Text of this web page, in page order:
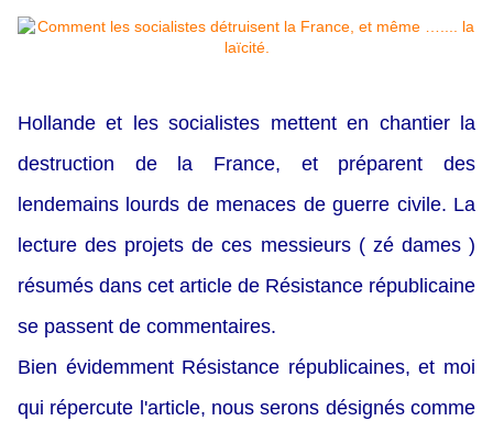
Hollande et les socialistes mettent en chantier la
destruction de la France, et préparent des
lendemains lourds de menaces de guerre civile. La
lecture des projets de ces messieurs ( zé dames )
résumés dans cet article de Résistance républicaine
se passent de commentaires.
Bien évidemment Résistance républicaines, et moi
qui répercute l'article, nous serons désignés comme